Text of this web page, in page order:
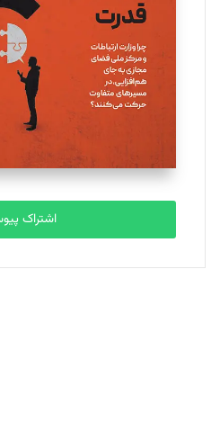
تحریریه
ملینا جعفری
تحریریه
مصطفی مسجدی آرانی
تحریریه
بابک نقاش
تحریریه
اشتراک